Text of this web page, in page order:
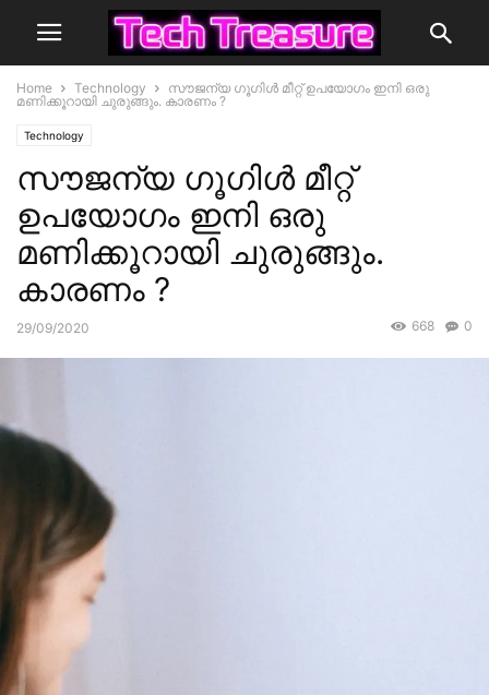
Home Technology
സൗജന്യ ഗൂഗിള്‍ മീറ്റ് ഉപയോഗം ഇനി ഒരു
മണിക്കൂറായി ചുരുങ്ങും. കാരണം ?
Technology
സൗജന്യ ഗൂഗിള്‍ മീറ്റ്
ഉപയോഗം ഇനി ഒരു
മണിക്കൂറായി ചുരുങ്ങും.
കാരണം ?
29/09/2020 0
668